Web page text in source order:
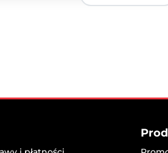
wybieranych marek na
powłok i redukcji odpadów.